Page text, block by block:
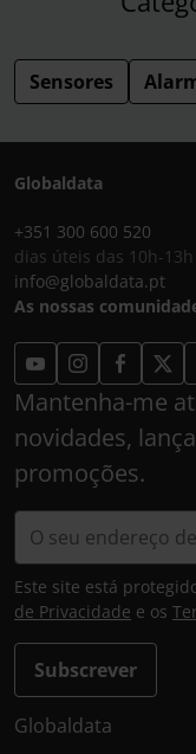
Sensores
Globaldata
+351 300 600 520
dias úteis das 10h-
info@globaldata.pt
As nossas
Mantenha-me
novidades,
promoções.
Subscrever
Este site está
de Privacidade e os
Globaldata